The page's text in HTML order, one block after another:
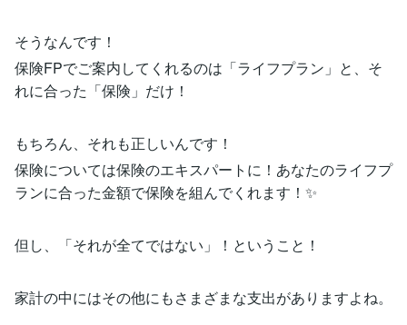
そうなんです！
保険FPでご案内してくれるのは「ライフプラン」と、そ
れに合った「保険」だけ！
もちろん、それも正しいんです！
保険については保険のエキスパートに！あなたのライフプ
ランに合った金額で保険を組んでくれます！✨
但し、「それが全てではない」！ということ！
家計の中にはその他にもさまざまな支出がありますよね。